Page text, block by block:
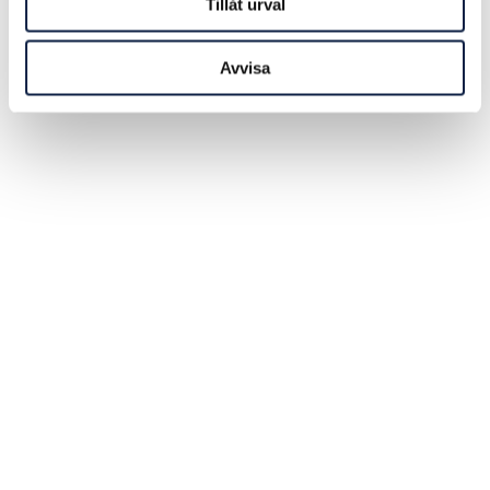
Tillåt urval
Avvisa